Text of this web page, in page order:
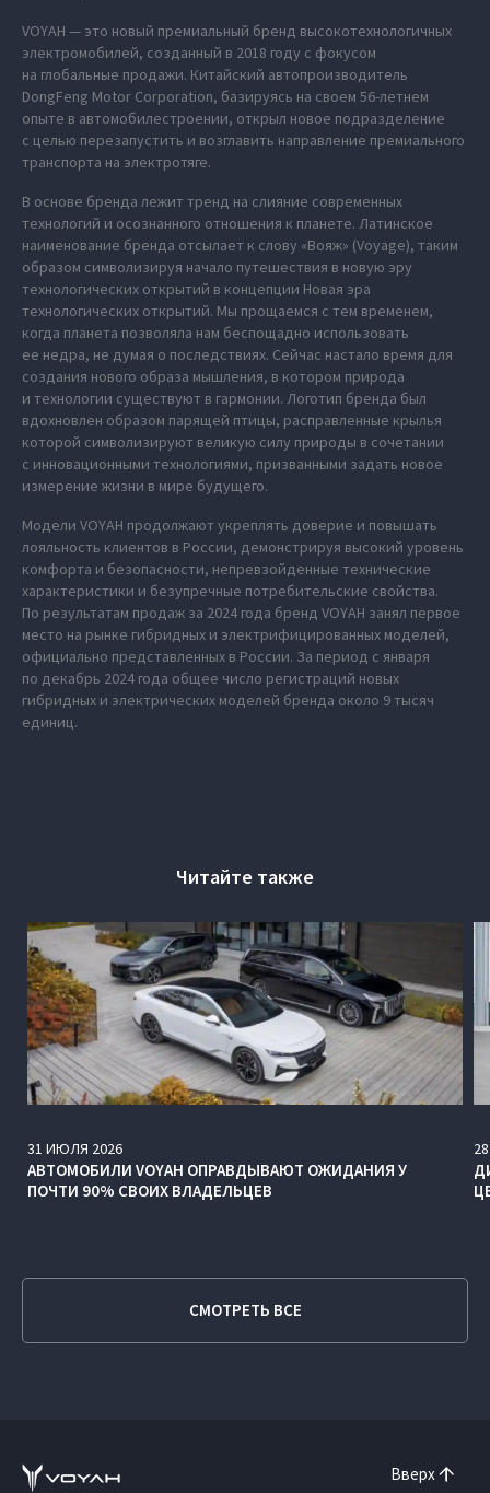
VOYAH — это новый премиальный бренд высокотехнологичных
электромобилей, созданный в 2018 году с фокусом
на глобальные продажи. Китайский автопроизводитель
DongFeng Motor Corporation, базируясь на своем 56-летнем
опыте в автомобилестроении, открыл новое подразделение
с целью перезапустить и возглавить направление премиального
транспорта на электротяге.
В основе бренда лежит тренд на слияние современных
технологий и осознанного отношения к планете. Латинское
наименование бренда отсылает к слову «Вояж» (Voyage), таким
образом символизируя начало путешествия в новую эру
технологических открытий в концепции Новая эра
технологических открытий. Мы прощаемся с тем временем,
когда планета позволяла нам беспощадно использовать
ее недра, не думая о последствиях. Сейчас настало время для
создания нового образа мышления, в котором природа
и технологии существуют в гармонии. Логотип бренда был
вдохновлен образом парящей птицы, расправленные крылья
которой символизируют великую силу природы в сочетании
с инновационными технологиями, призванными задать новое
измерение жизни в мире будущего.
Модели VOYAH продолжают укреплять доверие и повышать
лояльность клиентов в России, демонстрируя высокий уровень
комфорта и безопасности, непревзойденные технические
характеристики и безупречные потребительские свойства.
По результатам продаж за 2024 года бренд VOYAH занял первое
место на рынке гибридных и электрифицированных моделей,
официально представленных в России. За период с января
по декабрь 2024 года общее число регистраций новых
гибридных и электрических моделей бренда около 9 тысяч
единиц.
Читайте также
31 ИЮЛЯ 2026
АВТОМОБИЛИ VOYAH ОПРАВДЫВАЮТ ОЖИДАНИЯ У
ПОЧТИ 90% СВОИХ ВЛАДЕЛЬЦЕВ
28
СМОТРЕТЬ ВСЕ
Вверх